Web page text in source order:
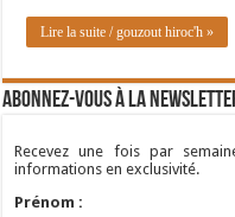
Lire la suite / gouzout hiroc'h »
Abonnez-vous à la
Recevez une fois par
informations en exclusivité.
Prénom :